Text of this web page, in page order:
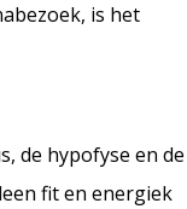
is het
de hypofyse en de
fit en energiek